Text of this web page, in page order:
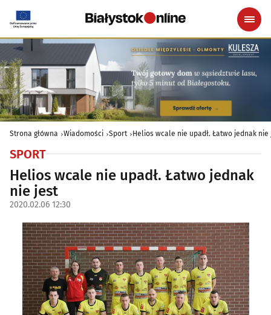
Strona główna Wiadomości Sport Helios wcale nie upadł. Łatwo jednak nie
SPORT
Helios wcale nie upadł. Łatwo jednak
nie jest
2020.02.06 12:30